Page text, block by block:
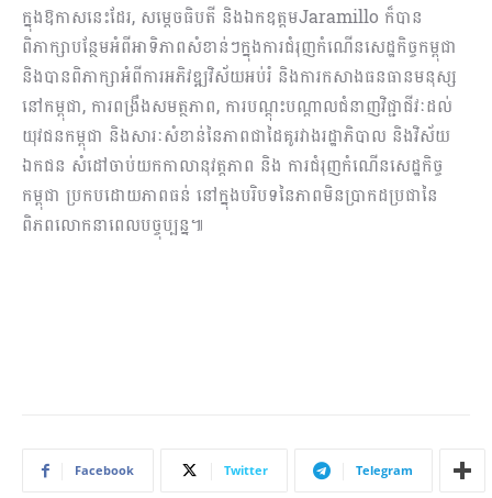
ក្នុងឱកាសនេះដែរ, សម្ដេចធិបតី និងឯកឧត្តមJaramillo ក៏បាន
ពិភាក្សាបន្ថែមអំពីអាទិភាពសំខាន់ៗក្នុងការជំរុញកំណើនសេដ្ឋកិច្ចកម្ពុជា
និងបានពិភាក្សាអំពីការអភិវឌ្ឍវិស័យអប់រំ និងការកសាងធនធានមនុស្ស
នៅកម្ពុជា, ការពង្រឹងសមត្ថភាព, ការបណ្ដុះបណ្ដាលជំនាញវិជ្ជាជីវៈដល់
យុវជនកម្ពុជា និងសារៈសំខាន់នៃភាពជាដៃគូរវាងរដ្ឋាភិបាល និងវិស័យ
ឯកជន សំដៅចាប់យកកាលានុវត្តភាព និង ការជំរុញកំណើនសេដ្ឋកិច្ច
កម្ពុជា ប្រកបដោយភាពធន់ នៅក្នុងបរិបទនៃភាពមិនប្រាកដប្រជានៃ
ពិភពលោកនាពេលបច្ចុប្បន្ន៕
Facebook Twitter Telegram